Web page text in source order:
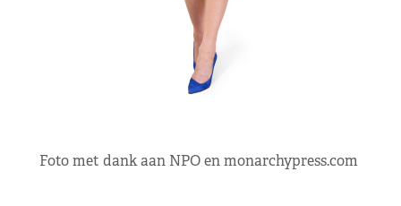
Foto met dank aan NPO en monarchypress.com